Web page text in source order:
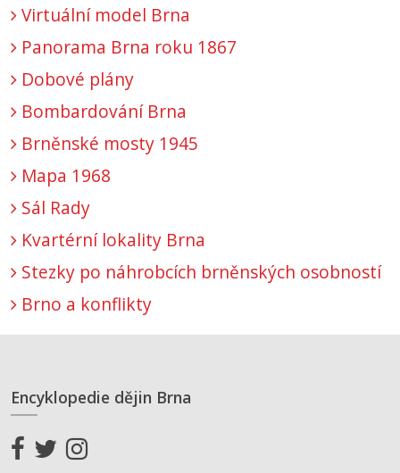
Virtuální model Brna
Panorama Brna roku 1867
Dobové plány
Bombardování Brna
Brněnské mosty 1945
Mapa 1968
Sál Rady
Kvartérní lokality Brna
Stezky po náhrobcích brněnských osobností
Brno a konflikty
Encyklopedie dějin Brna